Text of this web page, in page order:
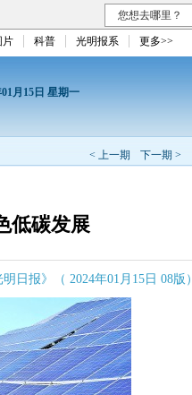
您想去哪里？
片 科普 光明报系 更多>>
01月15日 星期一
< 上一期 下一期 >
低碳发展
明日报》（ 2024年01月15日 08版）